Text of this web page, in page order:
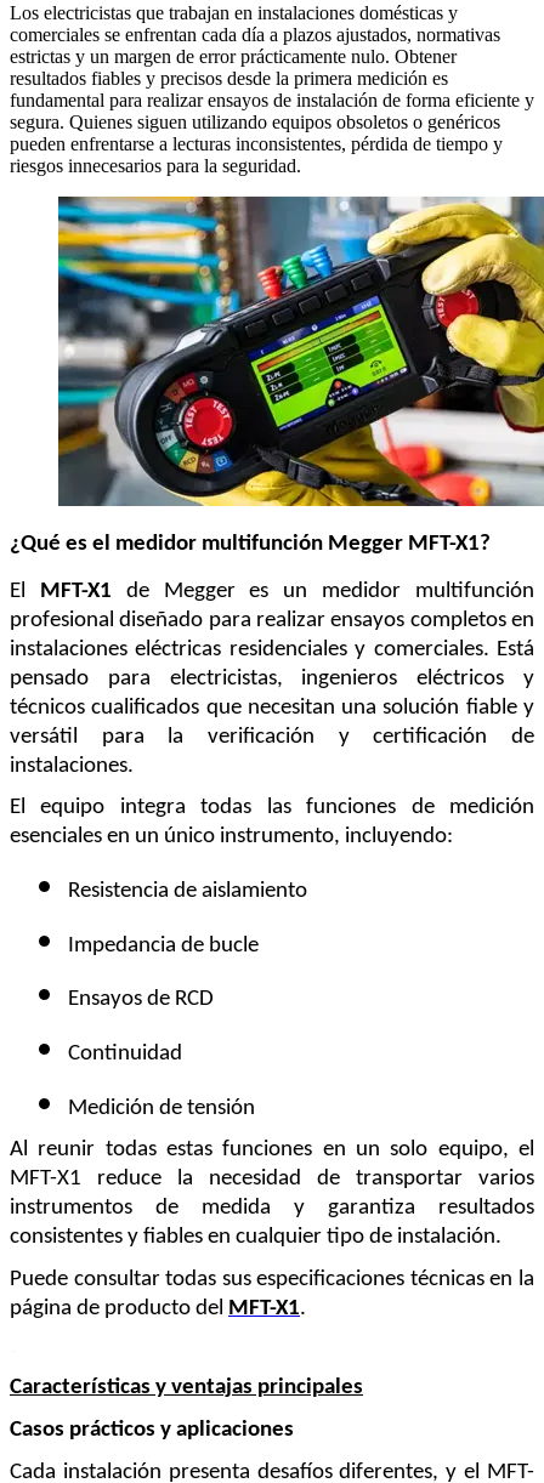
Los electricistas que trabajan en instalaciones domésticas y
comerciales se enfrentan cada día a plazos ajustados, normativas
estrictas y un margen de error prácticamente nulo. Obtener
resultados fiables y precisos desde la primera medición es
fundamental para realizar ensayos de instalación de forma eficiente y
segura. Quienes siguen utilizando equipos obsoletos o genéricos
pueden enfrentarse a lecturas inconsistentes, pérdida de tiempo y
riesgos innecesarios para la seguridad.
¿Qué es el medidor multifunción Megger MFT-X1?
El MFT-X1 de Megger es un medidor multifunción
profesional diseñado para realizar ensayos completos en
instalaciones eléctricas residenciales y comerciales. Está
pensado para electricistas, ingenieros eléctricos y
técnicos cualificados que necesitan una solución fiable y
versátil para la verificación y certificación de
instalaciones.
El equipo integra todas las funciones de medición
esenciales en un único instrumento, incluyendo:
Resistencia de aislamiento
Impedancia de bucle
Ensayos de RCD
Continuidad
Medición de tensión
Al reunir todas estas funciones en un solo equipo, el
MFT-X1 reduce la necesidad de transportar varios
instrumentos de medida y garantiza resultados
consistentes y fiables en cualquier tipo de instalación.
Puede consultar todas sus especificaciones técnicas en la
página de producto del MFT-X1.
Características y ventajas principales
Casos prácticos y aplicaciones
Cada instalación presenta desafíos diferentes, y el MFT-